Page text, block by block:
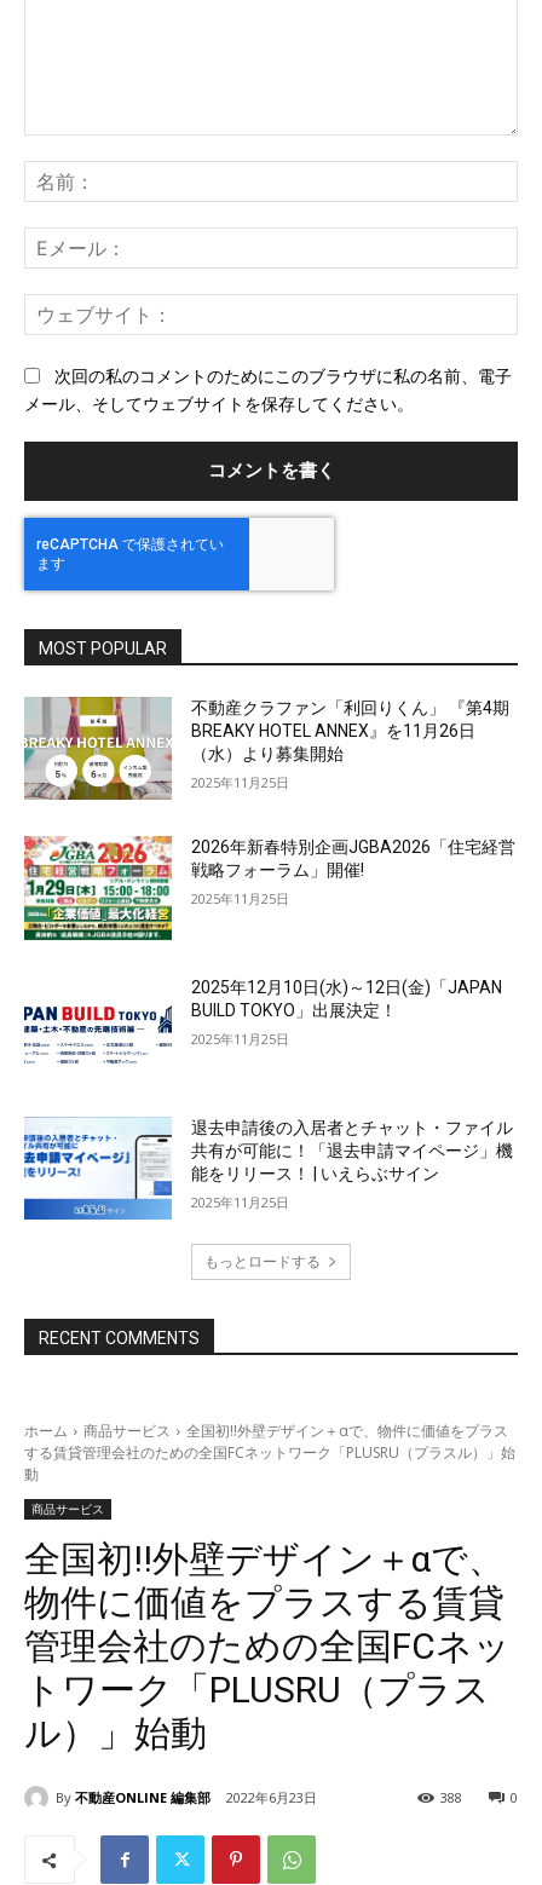
ン
ト：
前
メ
ー
ェ
次回の私のコメントのためにこのブラウザに私の名前、電子
メール、そしてウェブサイトを保存してください。
MOST POPULAR
不動産クラファン「利回りくん」 『第4期
BREAKY HOTEL ANNEX』を11月26日
（水）より募集開始
2025年11月25日
2026年新春特別企画JGBA2026「住宅経営
戦略フォーラム」開催!
2025年11月25日
2025年12月10日(水)～12日(金)「JAPAN
BUILD TOKYO」出展決定！
2025年11月25日
退去申請後の入居者とチャット・ファイル
共有が可能に！「退去申請マイページ」機
能をリリース！ | いえらぶサイン
2025年11月25日
もっとロードする
RECENT COMMENTS